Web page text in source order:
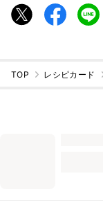
TOP レシピカード